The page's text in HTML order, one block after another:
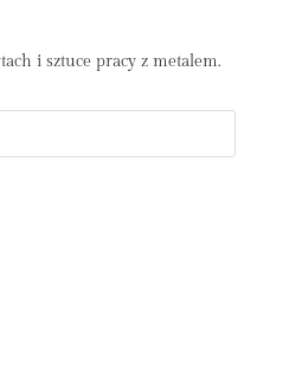
i sztuce pracy z metalem.